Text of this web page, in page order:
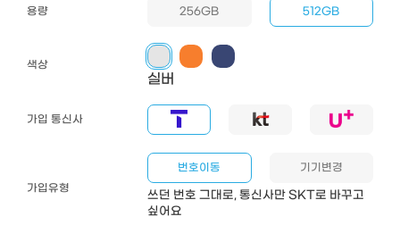
용량 256GB 512GB
색상
실버
가입 통신사
가입유형
번호이동 기기변경
쓰던 번호 그대로, 통신사만 SKT로 바꾸고
싶어요